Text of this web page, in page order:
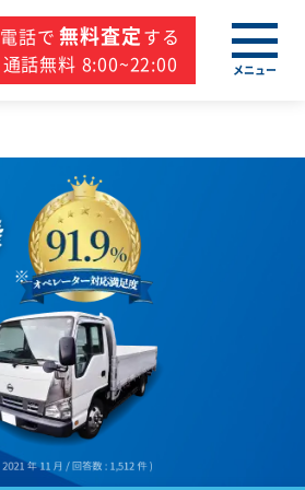
電話で 無料査定する
通話無料 8:00~22:00
メニュー